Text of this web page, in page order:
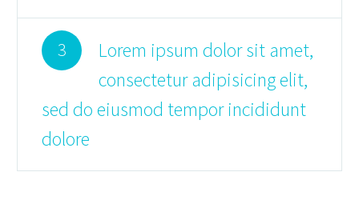
3
Lorem ipsum dolor sit amet,
consectetur adipisicing elit,
sed do eiusmod tempor incididunt
dolore